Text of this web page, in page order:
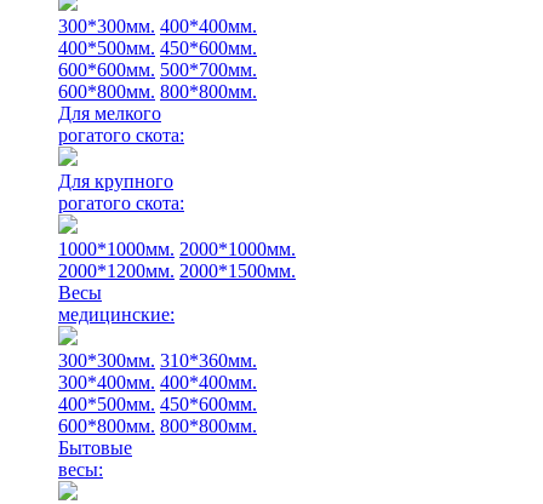
300*300мм. 400*400мм.
400*500мм. 450*600мм.
600*600мм. 500*700мм.
600*800мм. 800*800мм.
Для мелкого
рогатого скота:
Для крупного
рогатого скота:
1000*1000мм. 2000*1000мм.
2000*1200мм. 2000*1500мм.
Весы
медицинские:
300*300мм. 310*360мм.
300*400мм. 400*400мм.
400*500мм. 450*600мм.
600*800мм. 800*800мм.
Бытовые
весы: